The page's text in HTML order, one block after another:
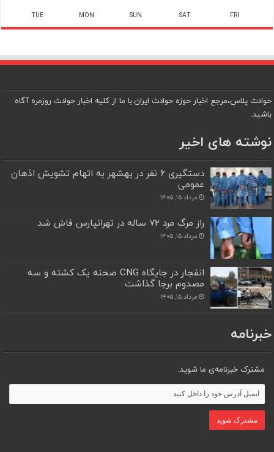
FRI
SAT
SUN
MON
TUE
حوادث پلاس،مرجع اخبار حوزه حوادث ایران.با ما از کلیه اخبار حوادث روزمره آگاه
باشید.
نوشته های اخیر
دستگیری ۶ نفر در بهشهر به اتهام تشویش اذهان
عمومی
مرداد ۱۵, ۱۴۰۵
راز مرگ مرد ۷۲ ساله در تهرانپارس فاش شد
مرداد ۱۵, ۱۴۰۵
انفجار در جایگاه CNG صحنه یک کشته و سه
مصدوم برجا گذاشت
مرداد ۱۵, ۱۴۰۵
خبرنامه
مشترک خبرنامه‌ی ما شوید.